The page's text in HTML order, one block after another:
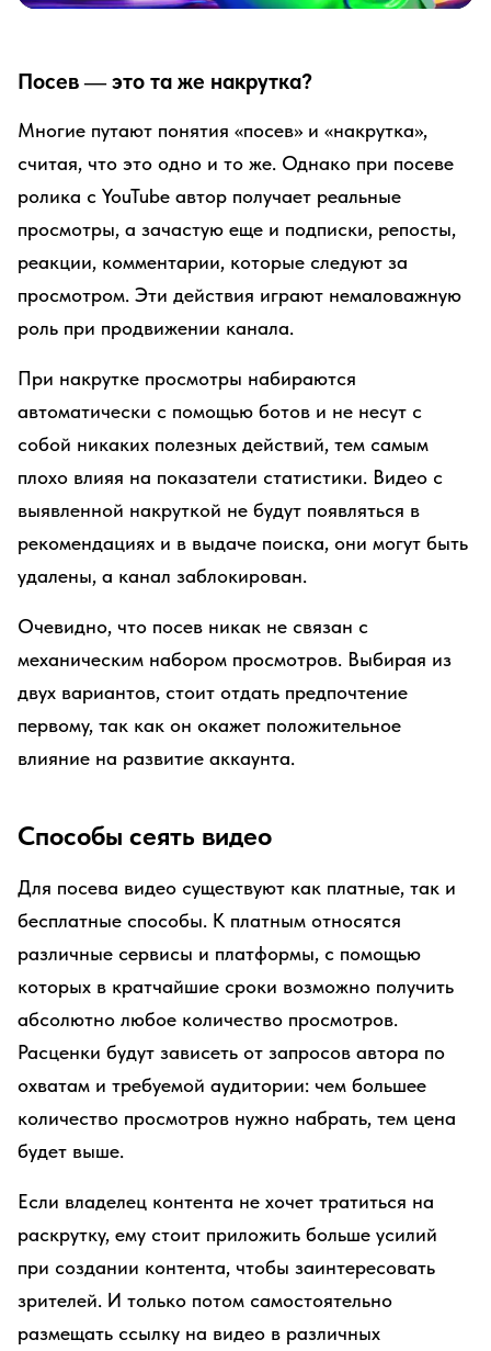
Посев — это та же накрутка?
Многие путают понятия «посев» и «накрутка»,
считая, что это одно и то же. Однако при посеве
ролика с YouTube автор получает реальные
просмотры, а зачастую еще и подписки, репосты,
реакции, комментарии, которые следуют за
просмотром. Эти действия играют немаловажную
роль при продвижении канала.
При накрутке просмотры набираются
автоматически с помощью ботов и не несут с
собой никаких полезных действий, тем самым
плохо влияя на показатели статистики. Видео с
выявленной накруткой не будут появляться в
рекомендациях и в выдаче поиска, они могут быть
удалены, а канал заблокирован.
Очевидно, что посев никак не связан с
механическим набором просмотров. Выбирая из
двух вариантов, стоит отдать предпочтение
первому, так как он окажет положительное
влияние на развитие аккаунта.
Способы сеять видео
Для посева видео существуют как платные, так и
бесплатные способы. К платным относятся
различные сервисы и платформы, с помощью
которых в кратчайшие сроки возможно получить
абсолютно любое количество просмотров.
Расценки будут зависеть от запросов автора по
охватам и требуемой аудитории: чем большее
количество просмотров нужно набрать, тем цена
будет выше.
Если владелец контента не хочет тратиться на
раскрутку, ему стоит приложить больше усилий
при создании контента, чтобы заинтересовать
зрителей. И только потом самостоятельно
размещать ссылку на видео в различных